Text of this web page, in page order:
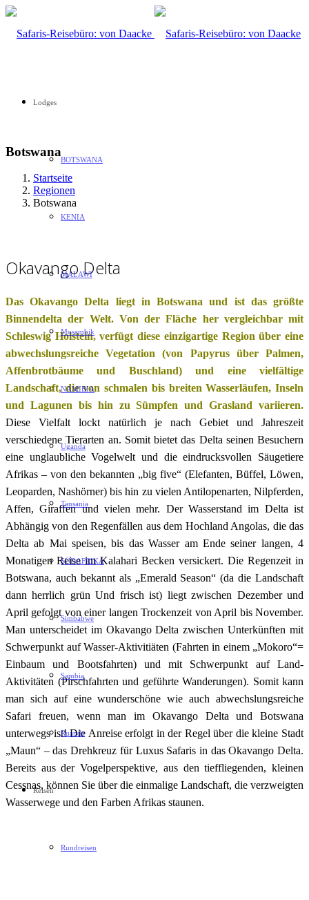
Lodges
BOTSWANA
KENIA
MALAWI
Mosambik
NAMIBIA
Uganda
Tansania
SÜDAFRIKA
Simbabwe
Sambia
Ruanda
Reisen
Rundreisen
Botswana
Startseite
Regionen
Botswana
Okavango Delta
Das Okavango Delta liegt in Botswana und ist das größte
Binnendelta der Welt. Von der Fläche her vergleichbar mit
Schleswig Holstein, verfügt diese einzigartige Region über eine
abwechslungsreiche Vegetation (von Papyrus über Palmen,
Affenbrotbäume und Buschland) und eine vielfältige
Landschaft, die von schmalen bis breiten Wasserläufen, Inseln
und Lagunen bis hin zu Sümpfen und Grasland variieren.
Diese Vielfalt lockt natürlich je nach Gebiet und Jahreszeit
verschiedene Tierarten an. Somit bietet das Delta seinen Besuchern
eine unglaubliche Vogelwelt und die eindrucksvollen Säugetiere
Afrikas – von den bekannten „big five“ (Elefanten, Büffel, Löwen,
Leoparden, Nashörner) bis hin zu vielen Antilopenarten, Nilpferden,
Affen, Giraffen und vielen mehr. Der Wasserstand im Delta ist
Abhängig von den Regenfällen aus dem Hochland Angolas, die das
Delta ab Mai speisen, bis das Wasser am Ende seiner langen, 4
Monatigen Reise im Kalahari Becken versickert. Die Regenzeit in
Botswana, auch bekannt als „Emerald Season“ (da die Landschaft
dann herrlich grün Und frisch ist) liegt zwischen Dezember und
April gefolgt von einer langen Trockenzeit von April bis November.
Man unterscheidet im Okavango Delta zwischen Unterkünften mit
Schwerpunkt auf Wasser-Aktivitiäten (Fahrten in einem „Mokoro“=
Einbaum und Bootsfahrten) und mit Schwerpunkt auf Land-
Aktivitäten (Pirschfahrten und geführte Wanderungen). Somit kann
man sich auf eine wunderschöne wie auch abwechslungsreiche
Safari freuen, wenn man im Okavango Delta und Botswana
unterwegs ist! Die Anreise erfolgt in der Regel über die kleine Stadt
„Maun“ – das Drehkreuz für Luxus Safaris in das Okavango Delta.
Bereits aus der Vogelperspektive, aus den tieffliegenden, kleinen
Cessnas, können Sie über die einmalige Landschaft, die verzweigten
Wasserwege und den Farben Afrikas staunen.